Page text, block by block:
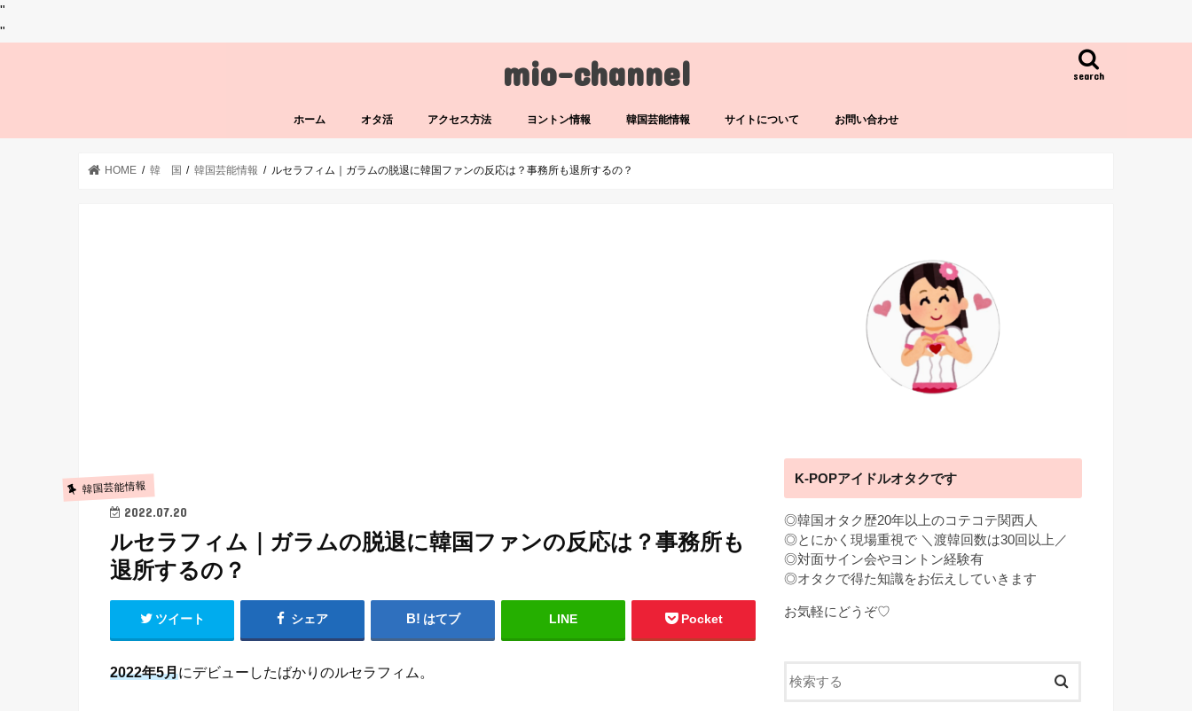
"
"
mio-channel search
ホーム オタ活 アクセス方法 ヨントン情報 韓国芸能情報 サイトについて お問い合わせ
HOME 韓 国 韓国芸能情報 ルセラフィム｜ガラムの脱退に韓国ファンの反応は？事務所も退所するの？
韓国芸能情報
2022.07.20
ルセラフィム｜ガラムの脱退に韓国ファンの反応は？事務所も
退所するの？
ツイート シェア はてブ LINE Pocket
2022年5月にデビューしたばかりのルセラフィム。
K-POPアイドルオタクです
◎韓国オタク歴20年以上のコテコテ関西人
◎とにかく現場重視で ＼渡韓回数は30回以上／
◎対面サイン会やヨントン経験有
◎オタクで得た知識をお伝えしていきます
お気軽にどうぞ♡